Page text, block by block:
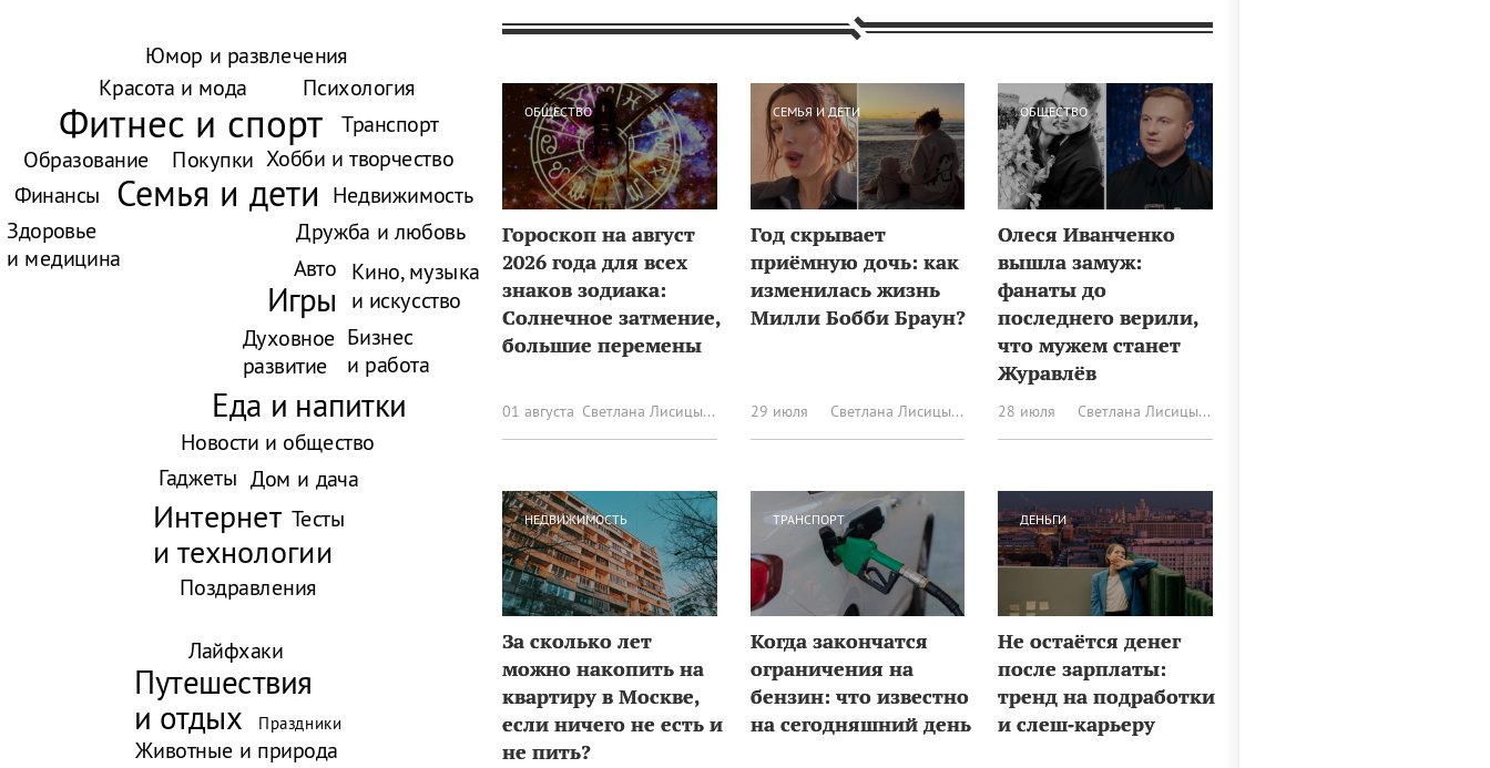
Здоровье
и медицина
Образование Покупки Хобби и творчество
Психология
Транспорт
Недвижимость
Авто
Игры
Духовное
развитие
Бизнес
и работа
Гаджеты Дом и дача
Поздравления
Праздники
Животные и природа
Семья и дети
Дружба и любовь
Лайфхаки
Фитнес и спорт
Юмор и развлечения
Еда и напитки
Новости и общество
Финансы
Путешествия
и отдых
Кино, музыка
и искусство
Красота и мода
Интернет
и технологии
Тесты
ОБЩЕСТВО
Гороскоп на август
2026 года для всех
знаков зодиака:
Солнечное затмение,
большие перемены
01 августа Светлана Лисицына
СЕМЬЯ И ДЕТИ
Год скрывает
приёмную дочь: как
изменилась жизнь
Милли Бобби Браун?
29 июля Светлана Лисицына
ОБЩЕСТВО
Олеся Иванченко
вышла замуж:
фанаты до
последнего верили,
что мужем станет
Журавлёв
28 июля Светлана Лисицына
НЕДВИЖИМОСТЬ
За сколько лет
можно накопить на
квартиру в Москве,
если ничего не есть и
не пить?
ТРАНСПОРТ
Когда закончатся
ограничения на
бензин: что известно
на сегодняшний день
ДЕНЬГИ
Не остаётся денег
после зарплаты:
тренд на подработки
и слеш‑карьеру